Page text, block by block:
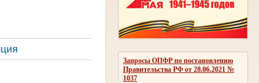
Запросы ОПФР по постановлению
Правительства РФ от 28.06.2021 №
1037